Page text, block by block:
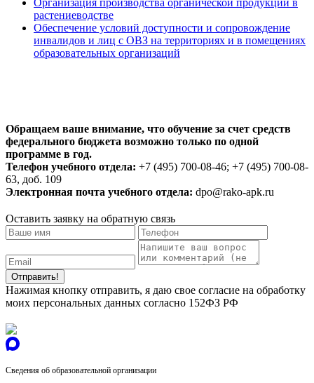
растениеводстве
Обеспечение условий доступности и сопровождение
инвалидов и лиц с ОВЗ на территориях и в помещениях
образовательных организаций
Обращаем ваше внимание, что обучение за счет средств
федерального бюджета возможно только по одной
программе в год.
Телефон учебного отдела: +7 (495) 700-08-46; +7 (495) 700-08-
63, доб. 109
Электронная почта учебного отдела: dpo@rako-apk.ru
Оставить заявку на обратную связь
Нажимая кнопку отправить, я даю свое согласие на обработку
моих персональных данных согласно 152ФЗ РФ
Сведения об образовательной организации